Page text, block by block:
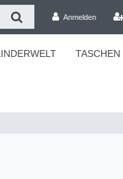
Anmelden